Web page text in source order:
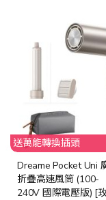
送萬能轉換插頭
Dreame Pocket Uni
折疊高速風筒 (100-
240V 國際電壓版) [玫